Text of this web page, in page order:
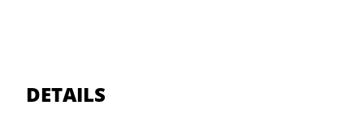
DETAILS